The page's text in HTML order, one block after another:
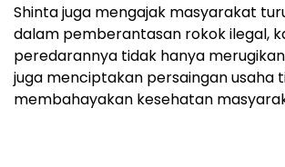
Shinta juga mengajak masyarakat
dalam pemberantasan rokok ilegal,
peredarannya tidak hanya
juga menciptakan persaingan usaha
membahayakan kesehatan